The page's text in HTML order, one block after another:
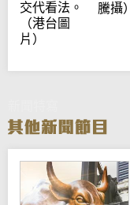
交代看法。
（港台圖
片）
騰攝）